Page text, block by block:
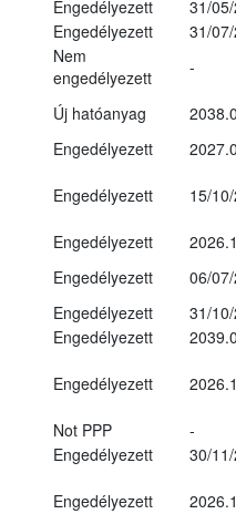
Engedélyezett
31/
Engedélyezett
31/
Nem
engedélyezett
-
Új hatóanyag
Engedélyezett
Engedélyezett 15/
Engedélyezett
Engedélyezett
06/
Engedélyezett
31/
Engedélyezett
Engedélyezett
Not PPP
-
Engedélyezett
30/
Engedélyezett